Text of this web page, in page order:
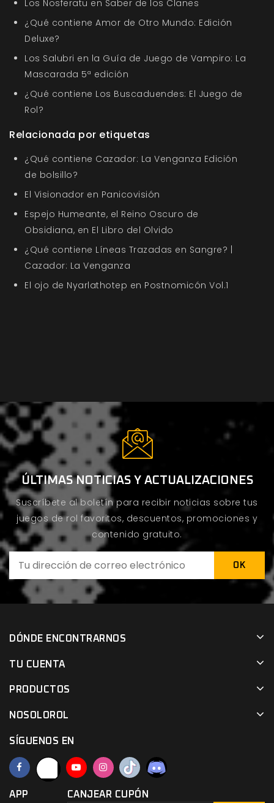
Los Nosferatu en Saber de los Clanes
¿Qué contiene Amor de Otro Mundo: Edición
Deluxe?
Los Salubri en la Guía de Juego de Vampiro: La
Mascarada 5ª edición
¿Qué contiene Los Buscaduendes: El Juego de
Rol?
Relacionada por etiquetas
¿Qué contiene Cazador: La Venganza Edición
de bolsillo?
El Visionador en Panicovisión
Espejo Humeante, el Reino Oscuro de
Obsidiana, en El Libro del Olvido
¿Qué contiene Líneas Trazadas en Sangre? |
Cazador: La Venganza
El ojo de Nyarlathotep en Postnomicón Vol.1
ÚLTIMAS NOTICIAS Y ACTUALIZACIONES
Suscríbete al boletín para recibir noticias sobre tus
juegos de rol favoritos, descuentos, promociones y
contenido gratuito.
DÓNDE ENCONTRARNOS
TU CUENTA
PRODUCTOS
NOSOLOROL
SÍGUENOS EN
APP CANJEAR CUPÓN